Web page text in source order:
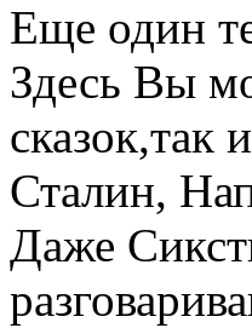
Еще один
Здесь Вы
сказок,так
Сталин,
Даже